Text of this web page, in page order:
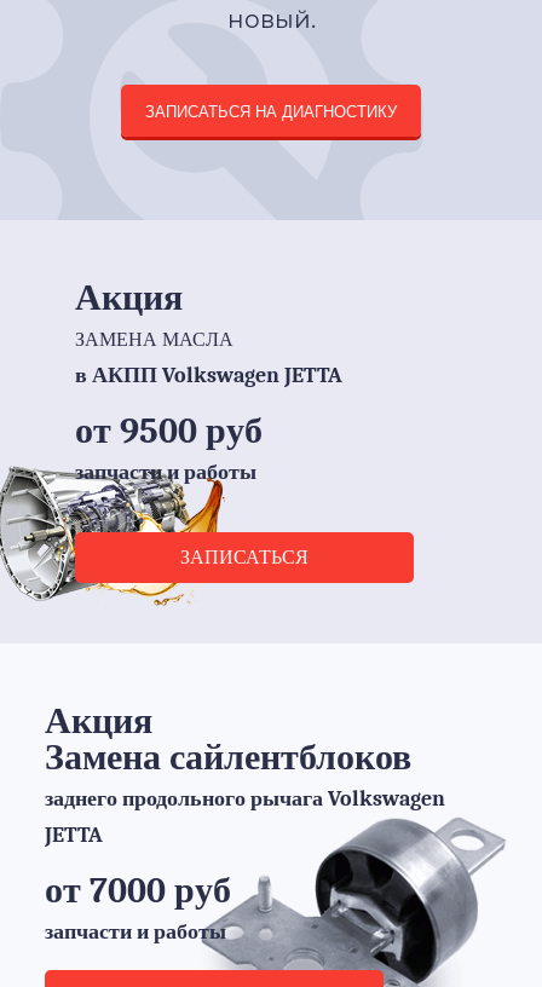
новый.
ЗАПИСАТЬСЯ НА ДИАГНОСТИКУ
Акция
ЗАМЕНА МАСЛА
в АКПП Volkswagen JETTA
от 9500 руб
запчасти и работы
ЗАПИСАТЬСЯ
Акция
Замена сайлентблоков
заднего продольного рычага Volkswagen
JETTA
от 7000 руб
запчасти и работы